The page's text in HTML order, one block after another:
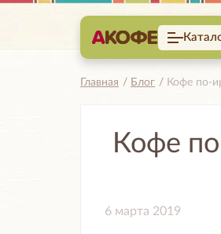
Главная Блог Кофе по-
Кофе
6 марта 2019